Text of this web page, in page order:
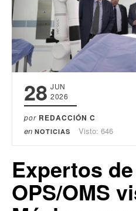
28 JUN
2026
por REDACCIÓN C
en NOTICIAS Visto: 646
Expertos
OPS/OMS